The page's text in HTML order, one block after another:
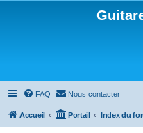
FAQ Nous contacter
Accueil Portail Index du